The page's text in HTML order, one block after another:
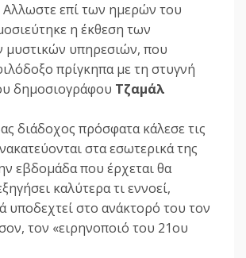
Αλλωστε επί των ημερών του
η έκθεση των
μυστικών υπηρεσιών, που
πρίγκηπα με τη στυγνή
δημοσιογράφου Τζαμάλ
διάδοχος πρόσφατα κάλεσε τις
στα εσωτερικά της
εβδομάδα που έρχεται θα
καλύτερα τι εννοεί,
υποδεχτεί στο ανάκτορό του τον
τον «ειρηνοποιό του 21ου